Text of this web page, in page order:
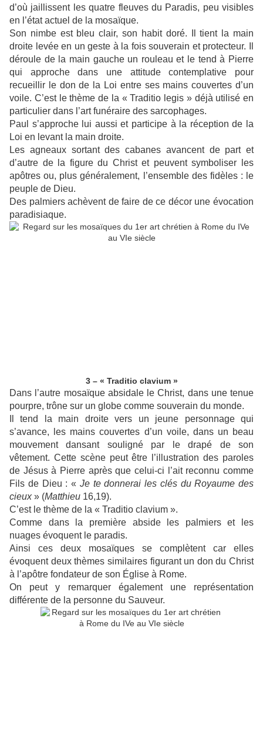
d’où jaillissent les quatre fleuves du Paradis, peu visibles
en l’état actuel de la mosaïque.
Son nimbe est bleu clair, son habit doré. Il tient la main
droite levée en un geste à la fois souverain et protecteur. Il
déroule de la main gauche un rouleau et le tend à Pierre
qui approche dans une attitude contemplative pour
recueillir le don de la Loi entre ses mains couvertes d’un
voile. C’est le thème de la « Traditio legis » déjà utilisé en
particulier dans l’art funéraire des sarcophages.
Paul s’approche lui aussi et participe à la réception de la
Loi en levant la main droite.
Les agneaux sortant des cabanes avancent de part et
d’autre de la figure du Christ et peuvent symboliser les
apôtres ou, plus généralement, l’ensemble des fidèles : le
peuple de Dieu.
Des palmiers achèvent de faire de ce décor une évocation
paradisiaque.
3 – « Traditio clavium »
Dans l’autre mosaïque absidale le Christ, dans une tenue
pourpre, trône sur un globe comme souverain du monde.
Il tend la main droite vers un jeune personnage qui
s’avance, les mains couvertes d’un voile, dans un beau
mouvement dansant souligné par le drapé de son
vêtement. Cette scène peut être l’illustration des paroles
de Jésus à Pierre après que celui-ci l’ait reconnu comme
Fils de Dieu : « Je te donnerai les clés du Royaume des
cieux» (Matthieu 16,19).
C’est le thème de la « Traditio clavium ».
Comme dans la première abside les palmiers et les
nuages évoquent le paradis.
Ainsi ces deux mosaïques se complètent car elles
évoquent deux thèmes similaires figurant un don du Christ
à l’apôtre fondateur de son Église à Rome.
On peut y remarquer également une représentation
différente de la personne du Sauveur.